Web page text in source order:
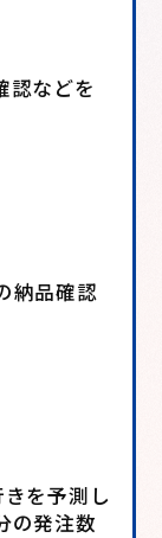
認などを
納品確認
を予測し
の発注数